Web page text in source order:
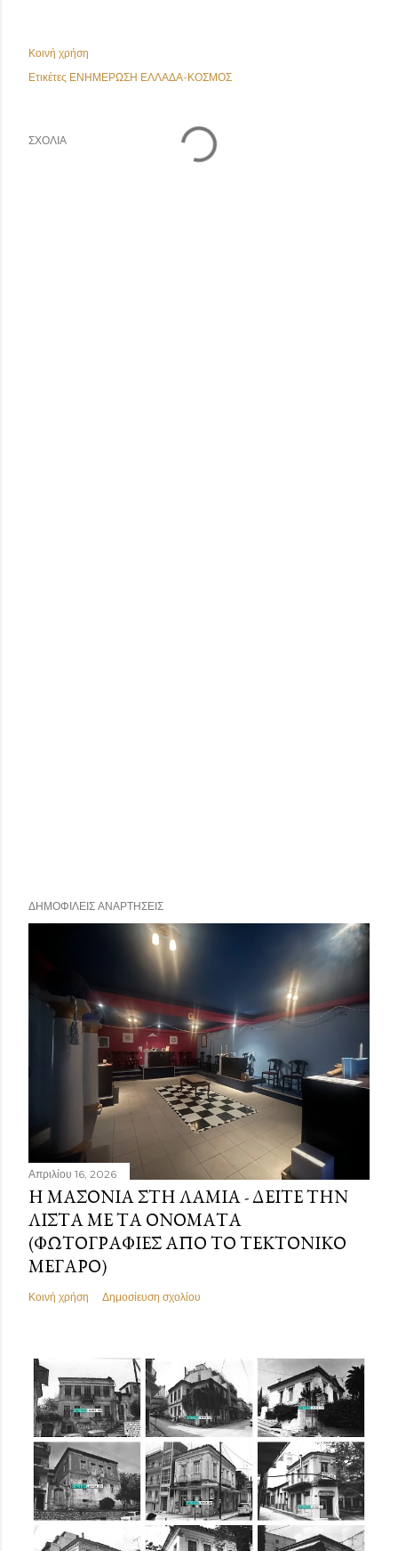
Κοινή χρήση
Ετικέτες ΕΝΗΜΕΡΩΣΗ ΕΛΛΑΔΑ-ΚΟΣΜΟΣ
ΣΧΌΛΙΑ
ΔΗΜΟΦΙΛΕΊΣ ΑΝΑΡΤΉΣΕΙΣ
Απριλίου 16, 2026
Η ΜΑΣΟΝΊΑ ΣΤΗ ΛΑΜΊΑ - ΔΕΊΤΕ ΤΗΝ
ΛΊΣΤΑ ΜΕ ΤΑ ΟΝΌΜΑΤΑ
(ΦΩΤΟΓΡΑΦΊΕΣ ΑΠΌ ΤΟ ΤΕΚΤΟΝΙΚΌ
ΜΈΓΑΡΟ)
Κοινή χρήση Δημοσίευση σχολίου